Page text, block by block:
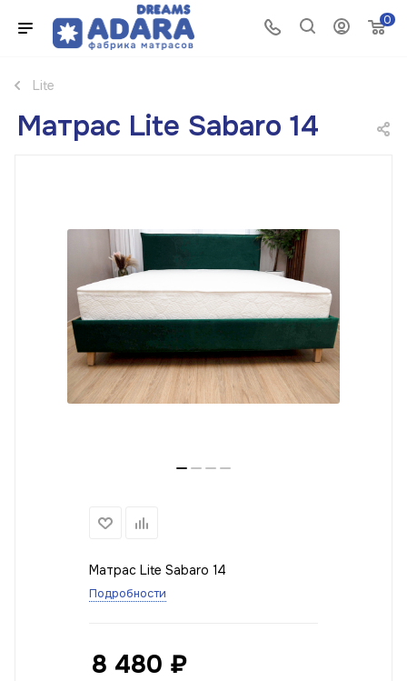
0
Lite
Матрас Lite Sabaro 14
Матрас Lite Sabaro 14
Подробности
8 480 ₽